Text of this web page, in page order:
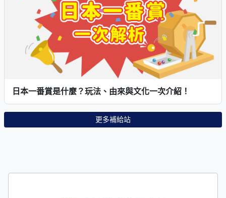
日本一番賞是什麼？玩法、由來與文化一次介紹！
更多補給站